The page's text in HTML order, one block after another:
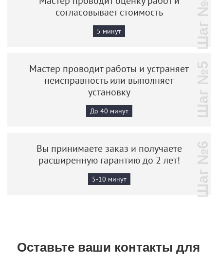
согласовывает стоимость
5 минут Шаг №4
Мастер проводит работы и устраняет
неисправность или выполняет
установку
До 40 минут Шаг №5
Вы принимаете заказ и получаете
расширенную гарантию до 2 лет!
5-10 минут Шаг №6
Оставьте ваши контакты для